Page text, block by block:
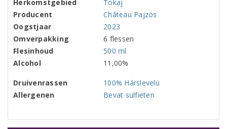
Herkomstgebied
Tokaj
Producent
Château Pajzos
Oogstjaar
2023
Omverpakking
6 flessen
Flesinhoud
500 ml
Alcohol
11,00%
Druivenrassen
100% Hárslevelü
Allergenen
Bevat sulfieten